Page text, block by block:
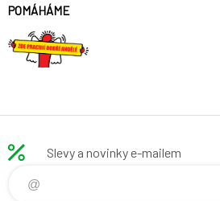
POMÁHÁME
Slevy a novinky e-mailem